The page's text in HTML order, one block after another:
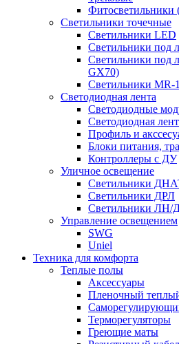
Фитосветильники
Светильники точечные
Светильники LED
Светильники под
Светильники под
GX70)
Светильники MR-
Светодиодная лента
Светодиодные
Светодиодная
Профиль и
Блоки питания,
Контроллеры с ДУ
Уличное освещение
Светильники
Светильники ДРЛ
Светильники ЛН/
Управление освещением
SWG
Uniel
Техника для комфорта
Теплые полы
Аксессуары
Пленочный
Терморегуляторы
Греющие маты